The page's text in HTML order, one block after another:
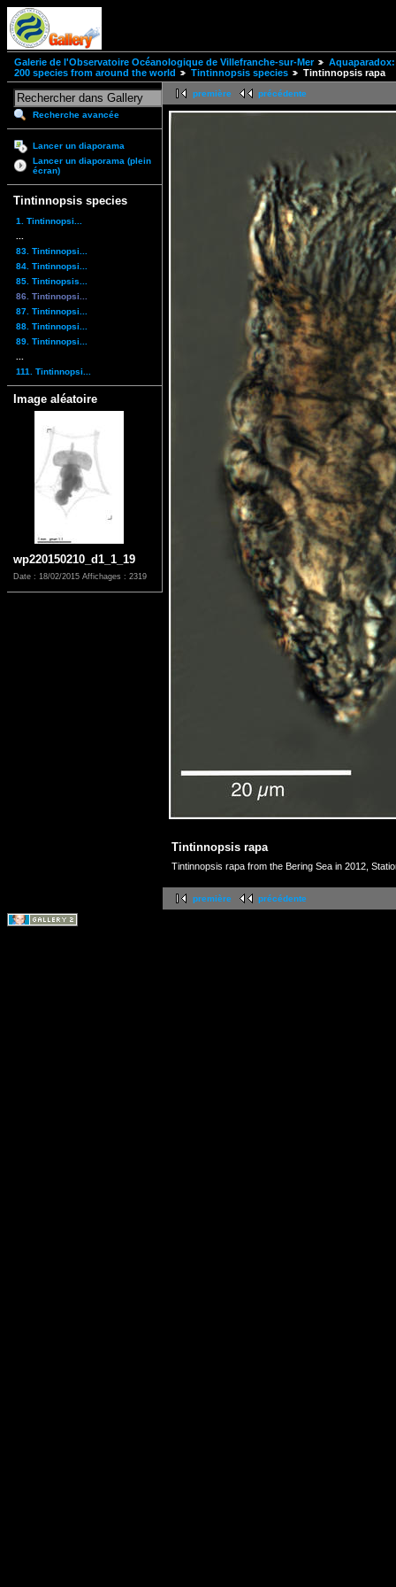
Galerie de l'Observatoire Océanologique de Villefranche-sur-Mer
200 species from around the world
Tintinnopsis species Tintinnopsis rapa
Recherche avancée
Lancer un diaporama
Lancer un diaporama (plein
écran)
Tintinnopsis species
1. Tintinnopsi...
83. Tintinnopsi...
84. Tintinnopsi...
85. Tintinopsis...
86. Tintinnopsi...
87. Tintinnopsi...
88. Tintinnopsi...
89. Tintinnopsi...
111. Tintinnopsi...
Image aléatoire
wp220150210_d1_1_19
Date : 18/02/2015 Affichages : 2319
première précédente
Tintinnopsis rapa
Tintinnopsis rapa from the Bering Sea in 2012,
première précédente